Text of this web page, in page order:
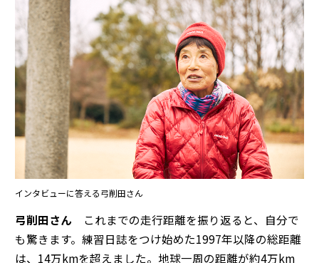
インタビューに答える弓削田さん
弓削田さんこれまでの走行距離を振り返ると、自分で
も驚きます。練習日誌をつけ始めた1997年以降の総距離
は、14万kmを超えました。地球一周の距離が約4万km